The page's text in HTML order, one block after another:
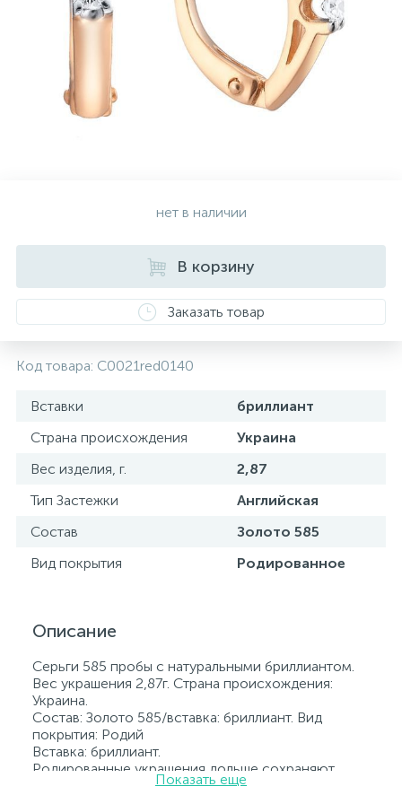
нет в наличии
В корзину
Заказать товар
Код товара: C0021red0140
Вставки
бриллиант
Страна происхождения
Украина
Вес изделия, г.
2,87
Тип Застежки
Английская
Состав
Золото 585
Вид покрытия
Родированное
Описание
Серьги 585 пробы с натуральными бриллиантом.
Вес украшения 2,87г. Страна происхождения:
Украина.
Состав: Золото 585/вставка: бриллиант. Вид
покрытия: Родий
Вставка: бриллиант.
Родированные украшения дольше сохраняют
свое первоначальное состояние, а именно цвет и
Показать еще
Серебряные колье
Серебряные цепочки
Серебряные сувениры
Золотые серьги
Золотые цепи